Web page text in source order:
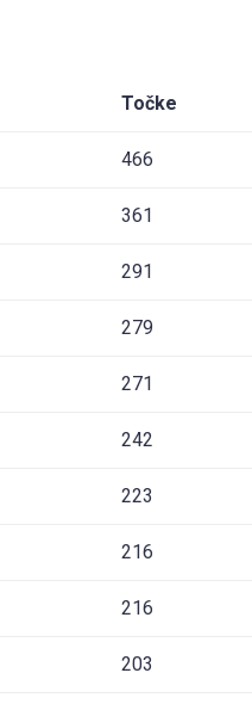
Točke
466
361
291
279
271
242
223
216
216
203